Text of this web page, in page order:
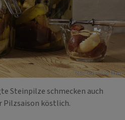
Foto: Eisenhut & Mayer
Steinpilze schmecken auch
Pilzsaison köstlich.